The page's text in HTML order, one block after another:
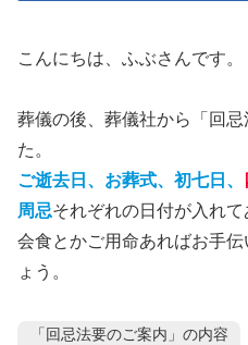
こんにちは、ふぶさんです。
葬儀の後、葬儀社から「回
た。
ご逝去日、お葬式、初七日、
周忌それぞれの日付が入れて
会食とかご用命あればお手
ょう。
「回忌法要のご案内」の内容